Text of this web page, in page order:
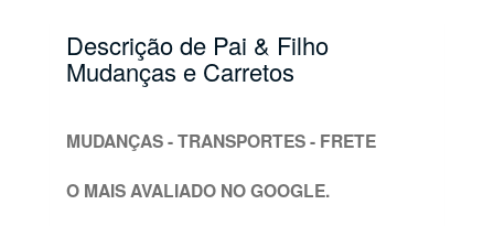
Descrição de Pai & Filho
Mudanças e Carretos
MUDANÇAS - TRANSPORTES - FRETE
O MAIS AVALIADO NO GOOGLE.